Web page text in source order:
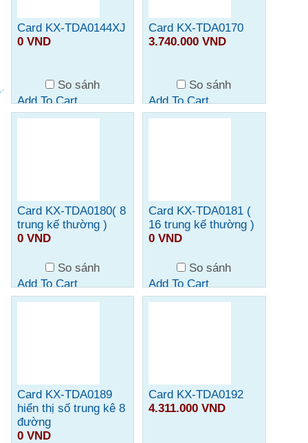
Card KX-TDA0144XJ
0 VND
So sánh
Add To Cart
Card KX-TDA0170
3.740.000 VND
So sánh
Add To Cart
Card KX-TDA0180( 8
trung kế thường )
0 VND
So sánh
Add To Cart
Card KX-TDA0181 (
16 trung kế thường )
0 VND
So sánh
Add To Cart
Card KX-TDA0189
hiển thị số trung kê 8
đường
0 VND
Card KX-TDA0192
4.311.000 VND